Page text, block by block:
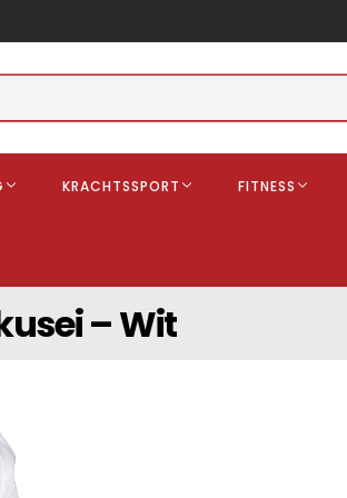
Gebitsbescherming
KRACHTSSPORT FITNESS
– Wit